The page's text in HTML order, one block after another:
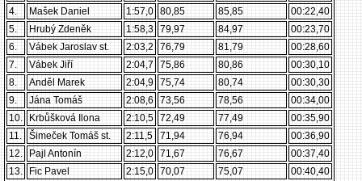
4.
Mašek Daniel 1:57,0 80,85 85,85
00:22,40
5.
Hrubý Zdeněk 1:58,3 79,97 84,97
00:23,70
6.
Vábek Jaroslav st. 2:03,2 76,79 81,79
00:28,60
7.
Vábek Jiří 2:04,7 75,86 80,86
00:30,10
8.
Anděl Marek 2:04,9 75,74 80,74
00:30,30
9.
Jána Tomáš 2:08,6 73,56 78,56
00:34,00
10.
Krbůšková Ilona 2:10,5 72,49 77,49
00:35,90
11.
Šimeček Tomáš st. 2:11,5 71,94 76,94
00:36,90
12.
Pajl Antonín 2:12,0 71,67 76,67
00:37,40
13.
Fic Pavel 2:15,0 70,07 75,07
00:40,40